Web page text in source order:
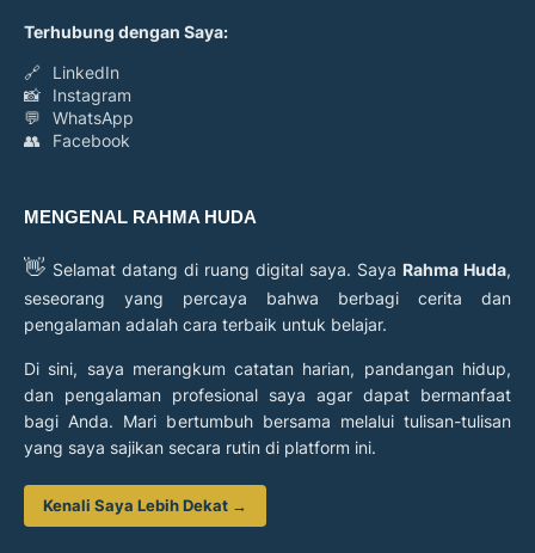
Terhubung dengan Saya:
🔗
LinkedIn
📸
Instagram
💬
WhatsApp
👥
Facebook
MENGENAL RAHMA HUDA
👋 Selamat datang di ruang digital saya. Saya Rahma Huda,
seseorang yang percaya bahwa berbagi cerita dan
pengalaman adalah cara terbaik untuk belajar.
Di sini, saya merangkum catatan harian, pandangan hidup,
dan pengalaman profesional saya agar dapat bermanfaat
bagi Anda. Mari bertumbuh bersama melalui tulisan-tulisan
yang saya sajikan secara rutin di platform ini.
Kenali Saya Lebih Dekat →